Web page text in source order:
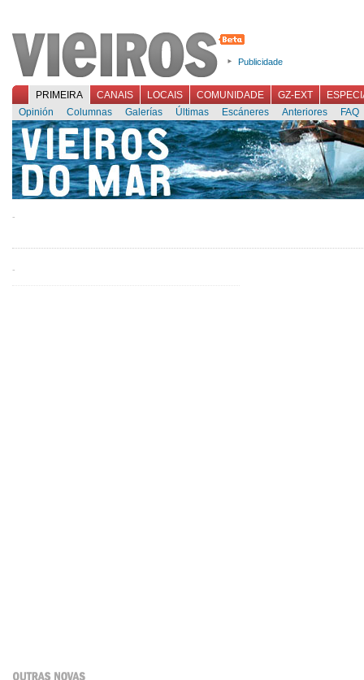
Publicidade
PRIMEIRA CANAIS LOCAIS COMUNIDADE GZ-EXT
Opinión
Columnas Galerías Últimas Escáneres Anteriores FAQ
-
-